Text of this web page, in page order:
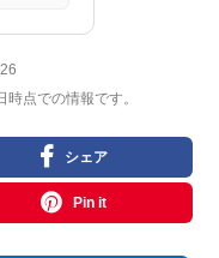
点での情報です。
シェア
Pin it